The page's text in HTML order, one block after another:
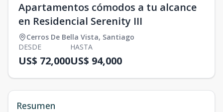
Apartamentos cómodos a tu alcance
en Residencial Serenity III
Cerros De Bella Vista, Santiago
DESDE
US$ 72,000
HASTA
US$ 94,000
Resumen